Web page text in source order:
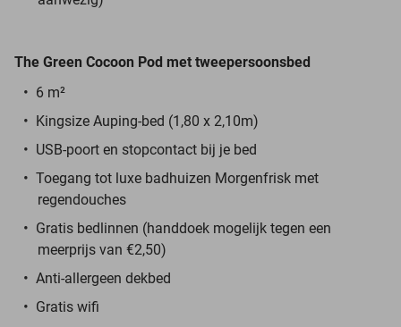
The Green Cocoon Pod met tweepersoonsbed
6 m²
Kingsize Auping-bed (1,80 x 2,10m)
USB-poort en stopcontact bij je bed
Toegang tot luxe badhuizen Morgenfrisk met
regendouches
Gratis bedlinnen (handdoek mogelijk tegen een
meerprijs van €2,50)
Anti-allergeen dekbed
Gratis wifi